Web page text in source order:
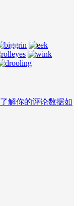
了解你的评论数据如